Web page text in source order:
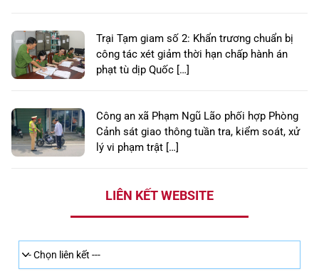
Trại Tạm giam số 2: Khẩn trương chuẩn bị
công tác xét giảm thời hạn chấp hành án
phạt tù dịp Quốc […]
Công an xã Phạm Ngũ Lão phối hợp Phòng
Cảnh sát giao thông tuần tra, kiểm soát, xử
lý vi phạm trật […]
LIÊN KẾT WEBSITE